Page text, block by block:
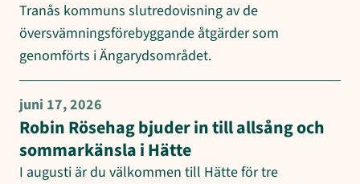
Tranås kommuns slutredovisning av de
översvämningsförebyggande åtgärder som
genomförts i Ängarydsområdet.
juni 17, 2026
Robin Rösehag bjuder in till allsång och
sommarkänsla i Hätte
I augusti är du välkommen till Hätte för tre